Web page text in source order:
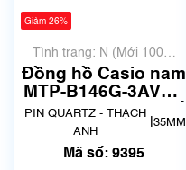
Giảm 26%
Tình trạng: N (Mới 100%
chưa qua sử dụng)
Đồng hồ Casio nam
MTP-B146G-3AVDF
Chính Hãng | Mã số
9395
PIN QUARTZ - THẠCH
ANH
35MM
Mã số: 9395